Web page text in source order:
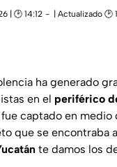
| 🕑 14:12
| Actualizado 🕑
ha generado
en el periférico
captado en medio
que se encontraba
te damos los